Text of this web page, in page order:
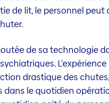
de lit, le personnel
de sa
drastique des
le quotidien